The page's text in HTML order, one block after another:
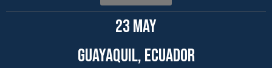
23 MAY
GUAYAQUIL, ECUADOR